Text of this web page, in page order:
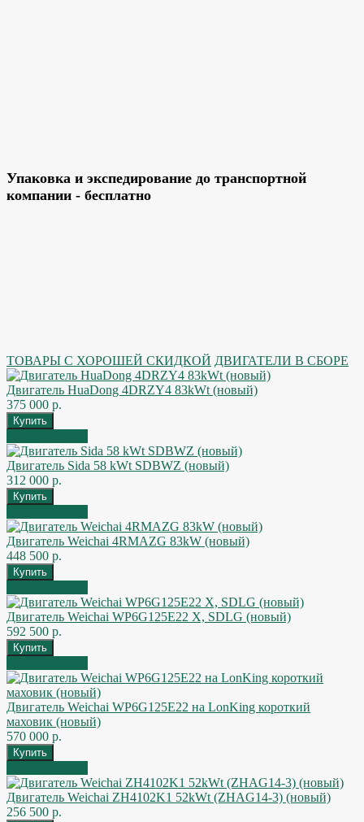
Упаковка и экспедирование до транспортной
компании - бесплатно
ТОВАРЫ С ХОРОШЕЙ СКИДКОЙ ДВИГАТЕЛИ В СБОРЕ
Двигатель HuaDong 4DRZY4 83kWt (новый)
375 000 р.
Двигатель Sida 58 kWt SDBWZ (новый)
312 000 р.
Двигатель Weichai 4RMAZG 83kW (новый)
448 500 р.
Двигатель Weichai WP6G125E22 X, SDLG (новый)
592 500 р.
Двигатель Weichai WP6G125E22 на LonKing короткий
маховик (новый)
570 000 р.
Двигатель Weichai ZH4102K1 52kWt (ZHAG14-3) (новый)
256 500 р.